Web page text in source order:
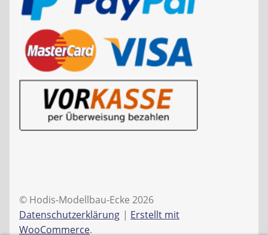
© Hodis-Modellbau-Ecke 2026
Datenschutzerklärung
Erstellt mit
WooCommerce.